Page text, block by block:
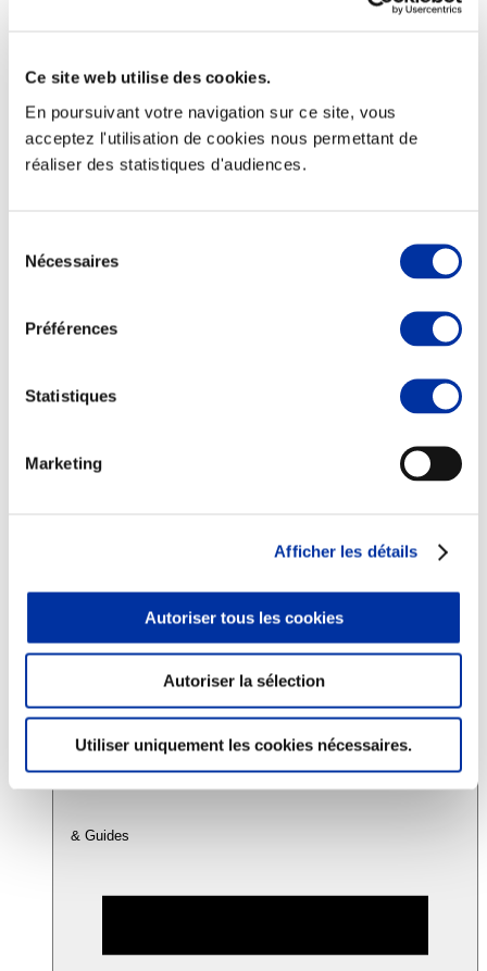
Ce site web utilise des cookies.
En poursuivant votre navigation sur ce site, vous
acceptez l'utilisation de cookies nous permettant de
réaliser des statistiques d'audiences.
Nécessaires
Préférences
Statistiques
Marketing
Afficher les détails
Autoriser tous les cookies
Autoriser la sélection
Utiliser uniquement les cookies nécessaires.
Elevage
Transport – mise en marché
Abattoir
Partenaire Climat
Viandes et santé
Juste rémunération et attractivité des métiers
Info-veille scientifique
Sources d’information
Accords
& Guides